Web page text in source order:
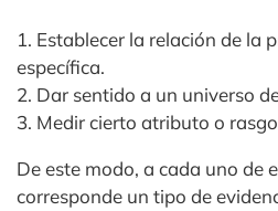
1. Establecer la relación de la
específica.
2. Dar sentido a un universo
3. Medir cierto atributo o
De este modo, a cada uno de
corresponde un tipo de